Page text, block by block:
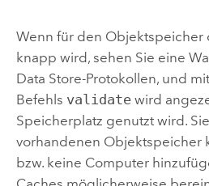
Wenn für den Objektspeicher
knapp wird, sehen Sie eine
Data Store-Protokollen, und
Befehls validatewird
Speicherplatz genutzt wird.
vorhandenen Objektspeicher
bzw. keine Computer